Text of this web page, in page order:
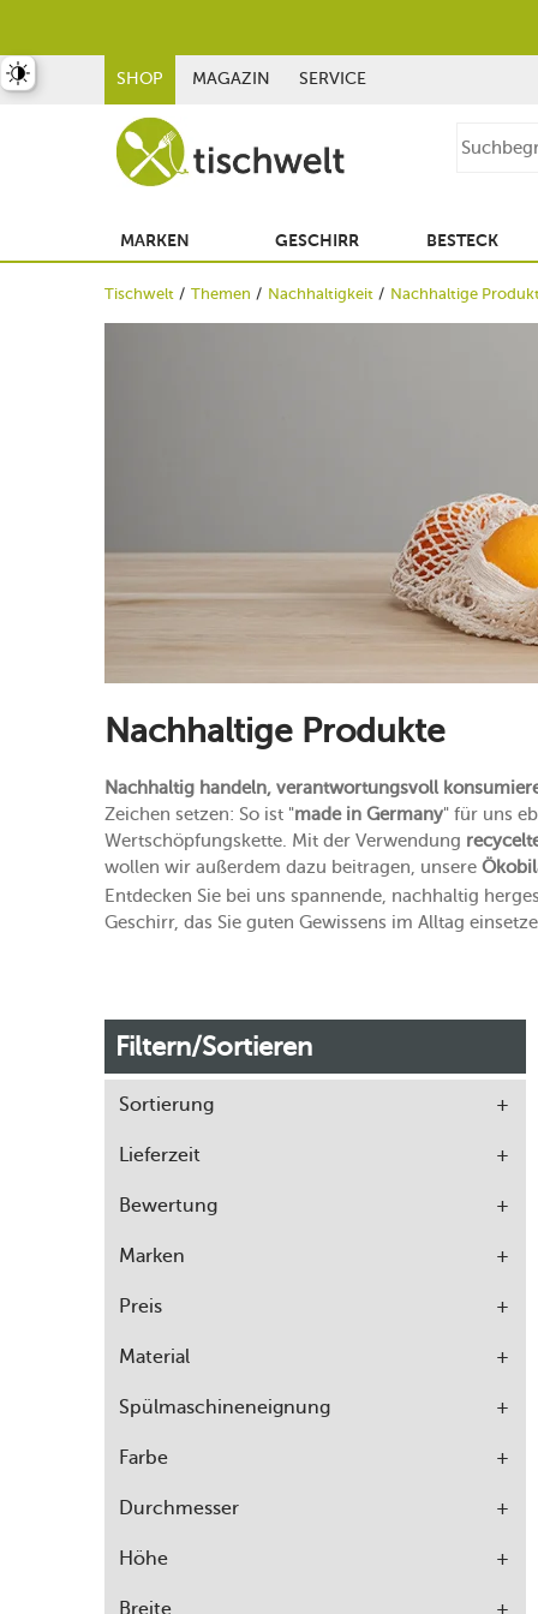
SHOP MAGAZIN SERVICE
MARKEN GESCHIRR BESTECK
Tischwelt Themen Nachhaltigkeit Nachhaltige
Nachhaltige Produkte
Nachhaltig handeln, verantwortungsvoll
Zeichen setzen: So ist "made in Germany" für uns
Wertschöpfungskette. Mit der Verwendung
wollen wir außerdem dazu beitragen, unsere
Entdecken Sie bei uns spannende, nachhaltig
Geschirr, das Sie guten Gewissens im Alltag
Filtern/Sortieren
Sortierung
Lieferzeit
Bewertung
Marken
Preis
Material
Spülmaschineneignung
Farbe
Durchmesser
Höhe
Breite
umschalten